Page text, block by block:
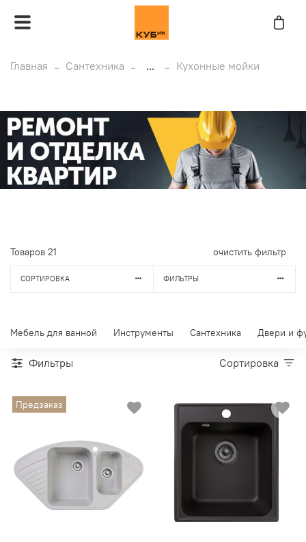
Главная Сантехника ... Кухонные мойки
Товаров 21 очистить фильтр
СОРТИРОВКА ФИЛЬТРЫ
Мебель для ванной Инструменты Сантехника Двери и
Фильтры Сортировка
Предзаказ